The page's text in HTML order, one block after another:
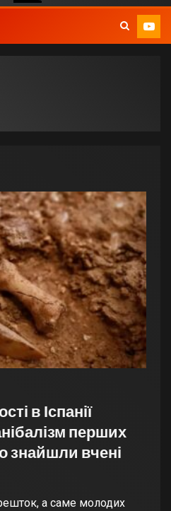
в Іспанії
перших
знайшли вчені
а саме молодих